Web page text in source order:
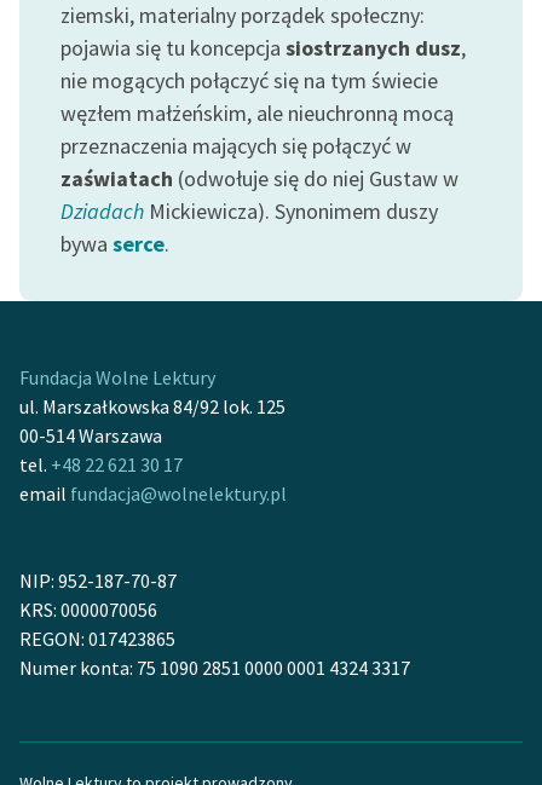
słuchania dla uczennic i
uczniów z
niepełnosprawnościami
Feministyczne inspiracje.
Popularyzacja
skandynawskiej literatury
feministycznej
Ręce pełne poezji
Kolekcje edukacyjne
lektur szkolnych oraz
Starego Testamentu
Odkurzamy bohaterów
O nas
Kontakt
Zespół
ziemski, materialny porządek społeczny:
pojawia się tu koncepcja siostrzanych dusz,
nie mogących połączyć się na tym świecie
węzłem małżeńskim, ale nieuchronną mocą
przeznaczenia mających się połączyć w
zaświatach (odwołuje się do niej Gustaw w
Dziadach Mickiewicza). Synonimem duszy
bywa serce.
Fundacja Wolne Lektury
ul. Marszałkowska 84/92 lok. 125
00-514 Warszawa
tel. +48 22 621 30 17
email fundacja@wolnelektury.pl
NIP: 952-187-70-87
KRS: 0000070056
REGON: 017423865
Numer konta: 75 1090 2851 0000 0001 4324 3317